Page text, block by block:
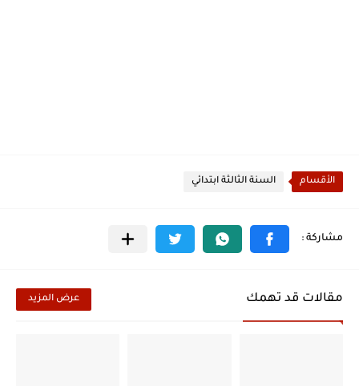
الأقسام السنة الثالثة ابتدائي
مقالات قد تهمك عرض المزيد